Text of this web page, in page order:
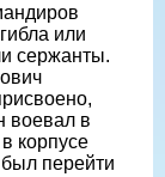
или
сержанты.
воевал в
корпусе
перейти